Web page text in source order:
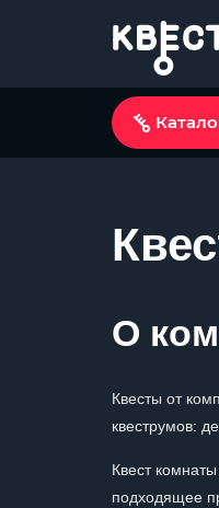
О
Квесты от
квеструмов:
Квест
подходящее